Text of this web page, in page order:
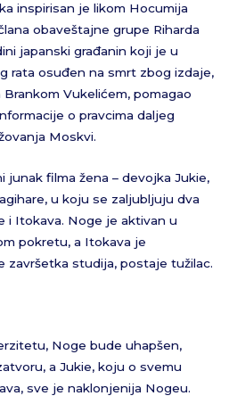
inspirisan je likom Hocumija
obaveštajne grupe Riharda
japanski građanin koji je u
rata osuđen na smrt zbog izdaje,
Vukelićem, pomagao
o pravcima daljeg
Moskvi.
junak filma žena – devojka Jukie,
u koju se zaljubljuju dva
i Itokava. Noge je aktivan u
pokretu, a Itokava je
završetka studija, postaje tužilac.
Noge bude uhapšen,
a Jukie, koju o svemu
sve je naklonjenija Nogeu.